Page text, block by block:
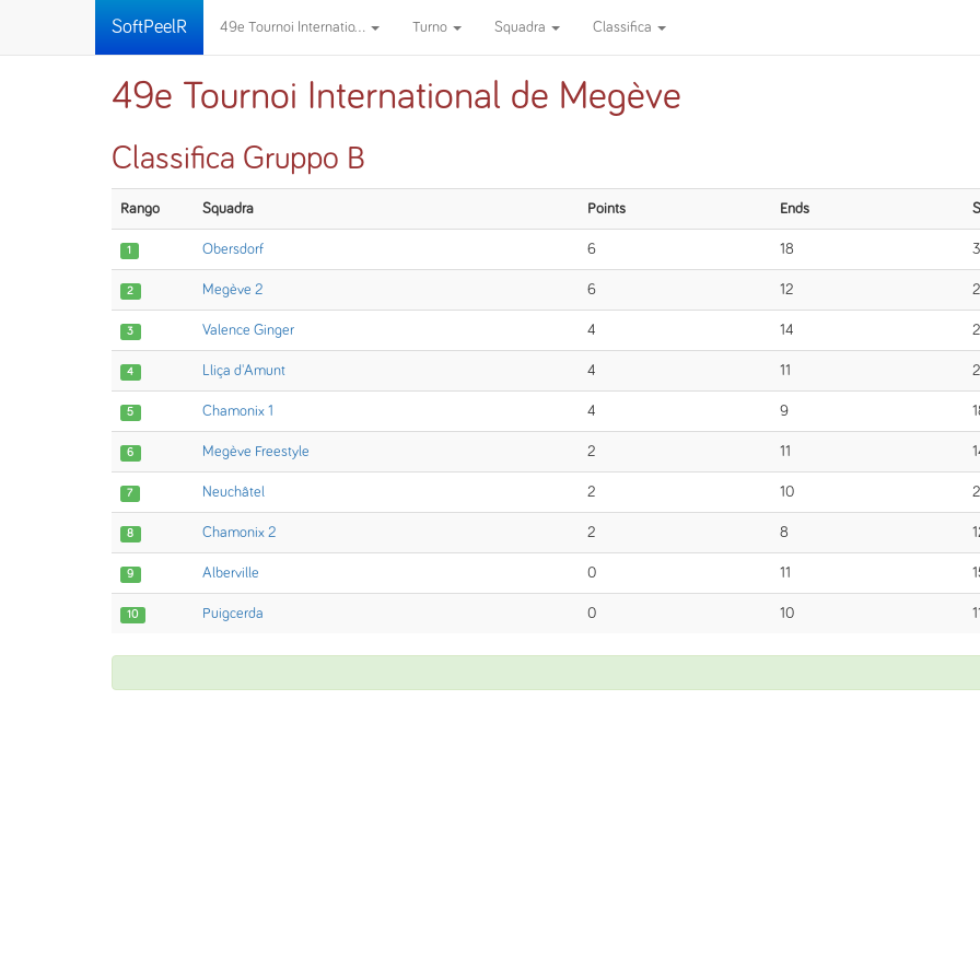
SoftPeelR 49e Tournoi Internatio... Turno Squadra Classifica
49e Tournoi International de Megève
Classifica Gruppo B
Rango Squadra Points Ends
1 Obersdorf 6 18
2 Megève 2 6 12
3 Valence Ginger 4 14
4 Lliça d'Amunt 4 11
5 Chamonix 1 4 9
6 Megève Freestyle 2 11
7 Neuchâtel 2 10
8 Chamonix 2 2 8
9 Alberville 0 11
10 Puigcerda 0 10